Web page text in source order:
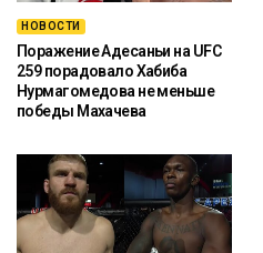
НОВОСТИ
Поражение Адесаньи на UFC
259 порадовало Хабиба
Нурмагомедова не меньше
победы Махачева